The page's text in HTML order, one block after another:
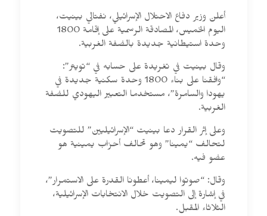
أعلن وزير دفاع الاحتلال الإسرائيلي، نفتالي بينيت،
اليوم الخميس، المصادقة الرسمية على إقامة 1800
وحدة استيطانية جديدة بالضفة الغربية.
وقال بينيت في تغريدة على حسابه في “تويتر”:
“وافقنا على بناء 1800 وحدة سكنية جديدة في
يهودا والسامرة”، مستخدما التعبير اليهودي للضفة
الغربية.
وعلى إثر القرار دعا بينيت “الإسرائيليين” للتصويت
لتحالف “يمينا” وهو تحالف أحزاب يمينية هو
عضو فيه.
وقال: “صوتوا ليمينا، أعطونا القدرة على الاستمرار”،
في إشارة إلى التصويت خلال الانتخابات الإسرائيلية،
الثلاثاء المقبل.